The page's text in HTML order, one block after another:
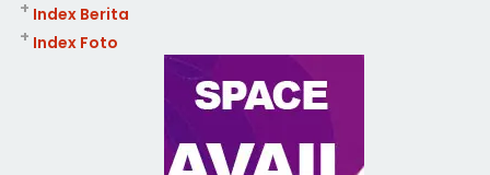
Index Berita
+
Index Foto
+